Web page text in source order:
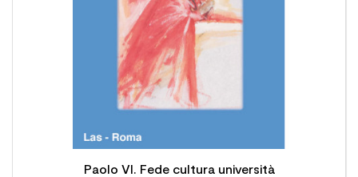
Paolo VI. Fede cultura università